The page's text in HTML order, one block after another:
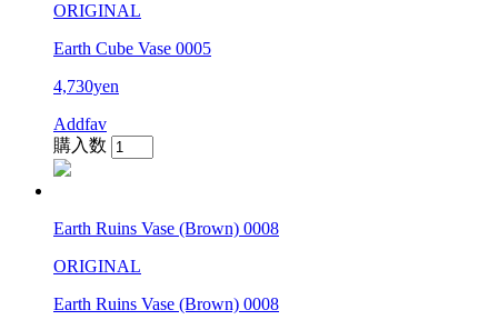
ORIGINAL
Earth Cube Vase 0005
4,730yen
Addfav
購入数
Earth Ruins Vase (Brown) 0008
ORIGINAL
Earth Ruins Vase (Brown) 0008